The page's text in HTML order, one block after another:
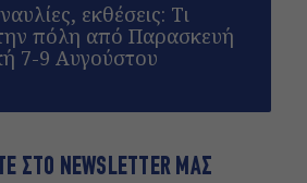
εκθέσεις: Τι
πόλη από Παρασκευή
7-9 Αυγούστου
ΣΤΟ NEWSLETTER ΜΑΣ